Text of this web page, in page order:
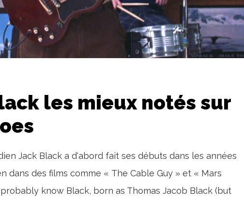
les mieux notés sur
Jack Black a d'abord fait ses débuts dans les années
dans des films comme « The Cable Guy » et « Mars
know Black, born as Thomas Jacob Black (but